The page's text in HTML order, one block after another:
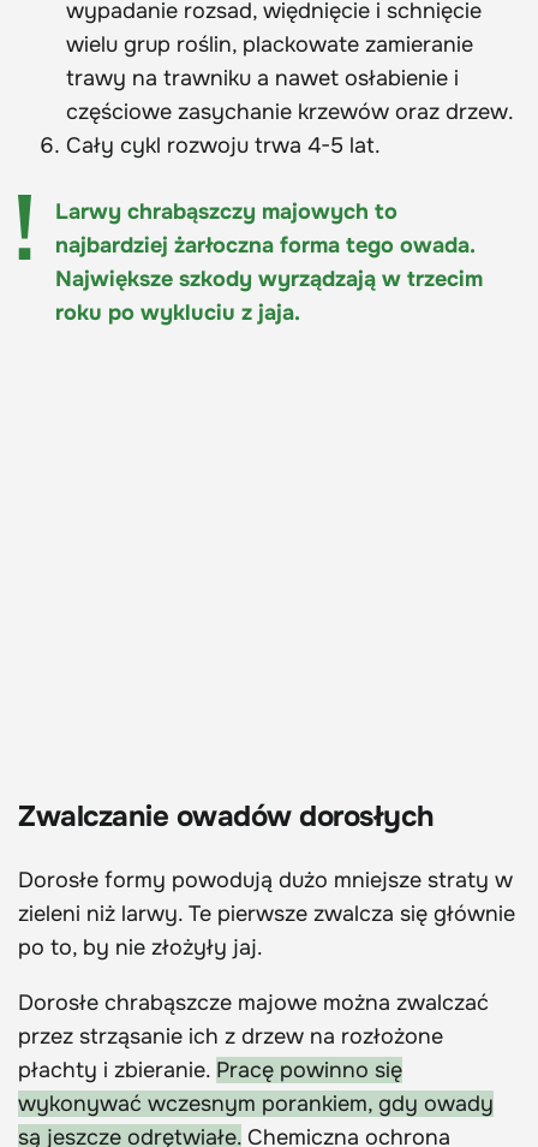
wypadanie rozsad, więdnięcie i schnięcie
wielu grup roślin, plackowate zamieranie
trawy na trawniku a nawet osłabienie i
częściowe zasychanie krzewów oraz drzew.
Cały cykl rozwoju trwa 4-5 lat.
Larwy chrabąszczy majowych to
najbardziej żarłoczna forma tego owada.
Największe szkody wyrządzają w trzecim
roku po wykluciu z jaja.
Zwalczanie owadów dorosłych
Dorosłe formy powodują dużo mniejsze straty w
zieleni niż larwy. Te pierwsze zwalcza się głównie
po to, by nie złożyły jaj.
Dorosłe chrabąszcze majowe można zwalczać
przez strząsanie ich z drzew na rozłożone
płachty i zbieranie. Pracę powinno się
wykonywać wczesnym porankiem, gdy owady
są jeszcze odrętwiałe. Chemiczna ochrona